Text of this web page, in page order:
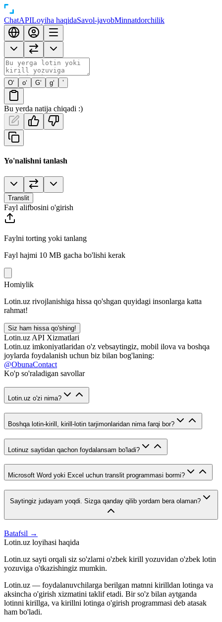
ChatAPILoyiha haqidaSavol-javobMinnatdorchilik
O‘ o‘ G‘ g‘ ’
Bu yerda natija chiqadi :)
Yo'nalishni tanlash
Translit
Fayl alifbosini o'girish
Faylni torting yoki tanlang
Fayl hajmi 10 MB gacha bo'lishi kerak
Homiylik
Lotin.uz rivojlanishiga hissa qo'shgan quyidagi insonlarga katta
rahmat!
Siz ham hissa qo'shing!
Lotin.uz API Xizmatlari
Lotin.uz imkoniyatlaridan o'z vebsaytingiz, mobil ilova va boshqa
joylarda foydalanish uchun biz bilan bog'laning:
@ObunaContact
Ko'p so'raladigan savollar
Lotin.uz o'zi nima?
Boshqa lotin-kirill, kirill-lotin tarjimonlaridan nima farqi bor?
Lotinuz saytidan qachon foydalansam bo'ladi?
Microsoft Word yoki Excel uchun translit programmasi bormi?
Saytingiz judayam yoqdi. Sizga qanday qilib yordam bera olaman?
Batafsil →
Lotin.uz loyihasi haqida
Lotin.uz sayti orqali siz so'zlarni o'zbek kirill yozuvidan o'zbek lotin
yozuviga o'tkazishingiz mumkin.
Lotin.uz — foydalanuvchilarga berilgan matnni kirilldan lotinga va
aksincha o'girish xizmatini taklif etadi. Bir so'z bilan aytganda
lotinni kirillga, va kirillni lotinga o'girish programmasi deb atasak
ham bo'ladi.